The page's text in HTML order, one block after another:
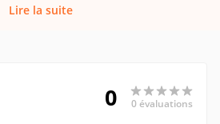
Lire la suite
0 0 évaluations